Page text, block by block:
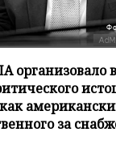
организовало
за